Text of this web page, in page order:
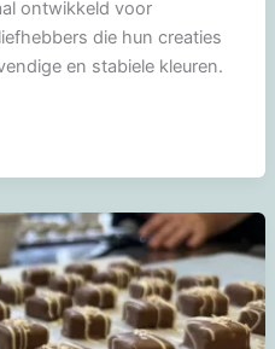
ontwikkeld voor
die hun creaties
en stabiele kleuren.